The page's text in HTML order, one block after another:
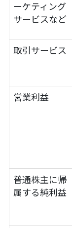
ーケティング
サービスなど
取引サービス
営業利益
普通株主に帰
属する純利益